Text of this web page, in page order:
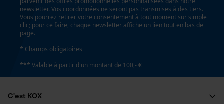
Propriété
Compact, Facile, Efficace en énergie
50 ml
newsletter. Vos coordonnées ne seront pas transmises à des tiers.
Vous pourrez retirer votre consentement à tout moment sur simple
clic; pour ce faire, chaque newsletter affiche un lien tout en bas de
page.
* Champs obligatoires
*** Valable à partir d'un montant de 100,- €
C'est KOX
utilisateurs
Vidéos YouTube
Prise de contact par chat